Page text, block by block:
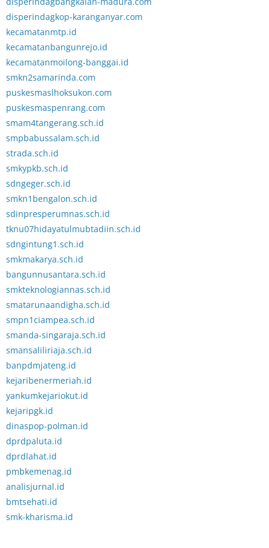
disperindagkop-karanganyar.com
kecamatanmtp.id
kecamatanbangunrejo.id
kecamatanmoilong-banggai.id
smkn2samarinda.com
puskesmaslhoksukon.com
puskesmaspenrang.com
smam4tangerang.sch.id
smpbabussalam.sch.id
strada.sch.id
smkypkb.sch.id
sdngeger.sch.id
smkn1bengalon.sch.id
sdinpresperumnas.sch.id
tknu07hidayatulmubtadiin.sch.id
sdngintung1.sch.id
smkmakarya.sch.id
bangunnusantara.sch.id
smkteknologiannas.sch.id
smatarunaandigha.sch.id
smpn1ciampea.sch.id
smanda-singaraja.sch.id
smansaliliriaja.sch.id
banpdmjateng.id
kejaribenermeriah.id
yankumkejariokut.id
kejaripgk.id
dinaspop-polman.id
dprdpaluta.id
dprdlahat.id
pmbkemenag.id
analisjurnal.id
bmtsehati.id
smk-kharisma.id